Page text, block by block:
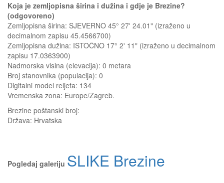
Koja je zemljopisna širina i dužina i gdje je Brezine?
(odgovoreno)
Zemljopisna širina: SJEVERNO 45° 27' 24.01" (izraženo u
decimalnom zapisu 45.4566700)
Zemljopisna dužina: ISTOČNO 17° 2' 11" (izraženo u decimalnom
zapisu 17.0363900)
Nadmorska visina (elevacija): 0 metara
Broj stanovnika (populacija): 0
Digitalni model reljefa: 134
Vremenska zona: Europe/Zagreb.
Brezine poštanski broj:
Država: Hrvatska
Pogledaj galeriju SLIKE Brezine